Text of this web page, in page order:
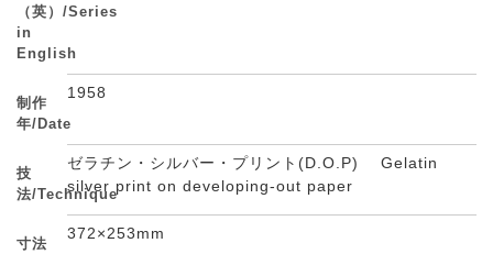
（英）/Series
in
English
制作
年/Date
1958
技
法/Technique
ゼラチン・シルバー・プリント(D.O.P) Gelatin
silver print on developing-out paper
寸法
372×253mm